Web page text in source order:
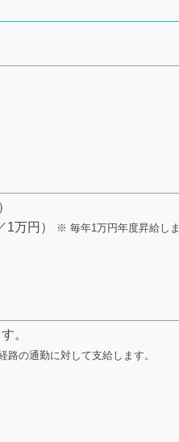
1万円）
※ 毎年1万円年度昇給しま
。
の通勤に対して支給します。